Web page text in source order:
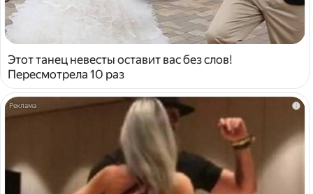
Этот танец невесты оставит вас без слов!
Пересмотрела 10 раз
i